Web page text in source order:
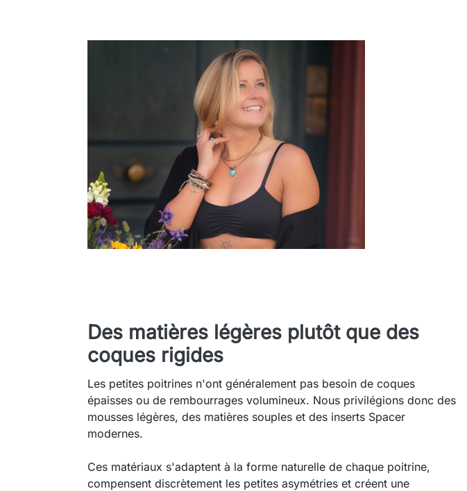
Des matières légères plutôt que des
coques rigides
Les petites poitrines n'ont généralement pas besoin de coques
épaisses ou de rembourrages volumineux. Nous privilégions donc des
mousses légères, des matières souples et des inserts Spacer
modernes.
Ces matériaux s'adaptent à la forme naturelle de chaque poitrine,
compensent discrètement les petites asymétries et créent une